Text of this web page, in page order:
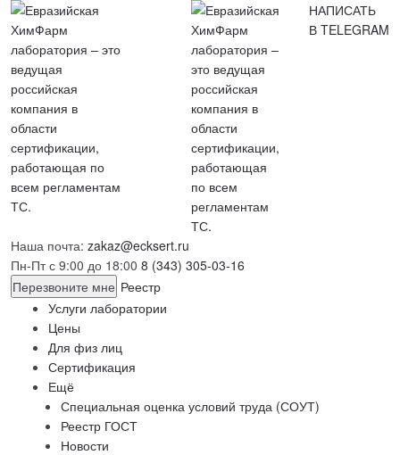
НАПИСАТЬ
В TELEGRAM
Наша почта: zakaz@ecksert.ru
Пн-Пт с 9:00 до 18:00 8 (343) 305-03-16
Перезвоните мне Реестр
Услуги лаборатории
Цены
Для физ лиц
Сертификация
Ещё
Специальная оценка условий труда (СОУТ)
Реестр ГОСТ
Новости